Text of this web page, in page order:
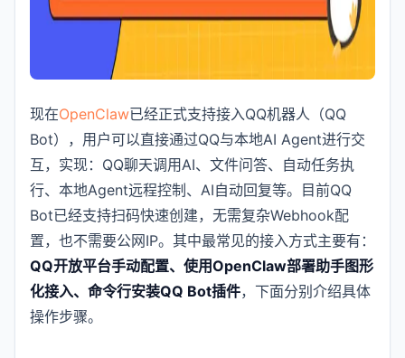
现在OpenClaw已经正式支持接入QQ机器人（QQ
Bot），用户可以直接通过QQ与本地AI Agent进行交
互，实现：QQ聊天调用AI、文件问答、自动任务执
行、本地Agent远程控制、AI自动回复等。目前QQ
Bot已经支持扫码快速创建，无需复杂Webhook配
置，也不需要公网IP。其中最常见的接入方式主要有：
QQ开放平台手动配置、使用OpenClaw部署助手图形
化接入、命令行安装QQ Bot插件，下面分别介绍具体
操作步骤。